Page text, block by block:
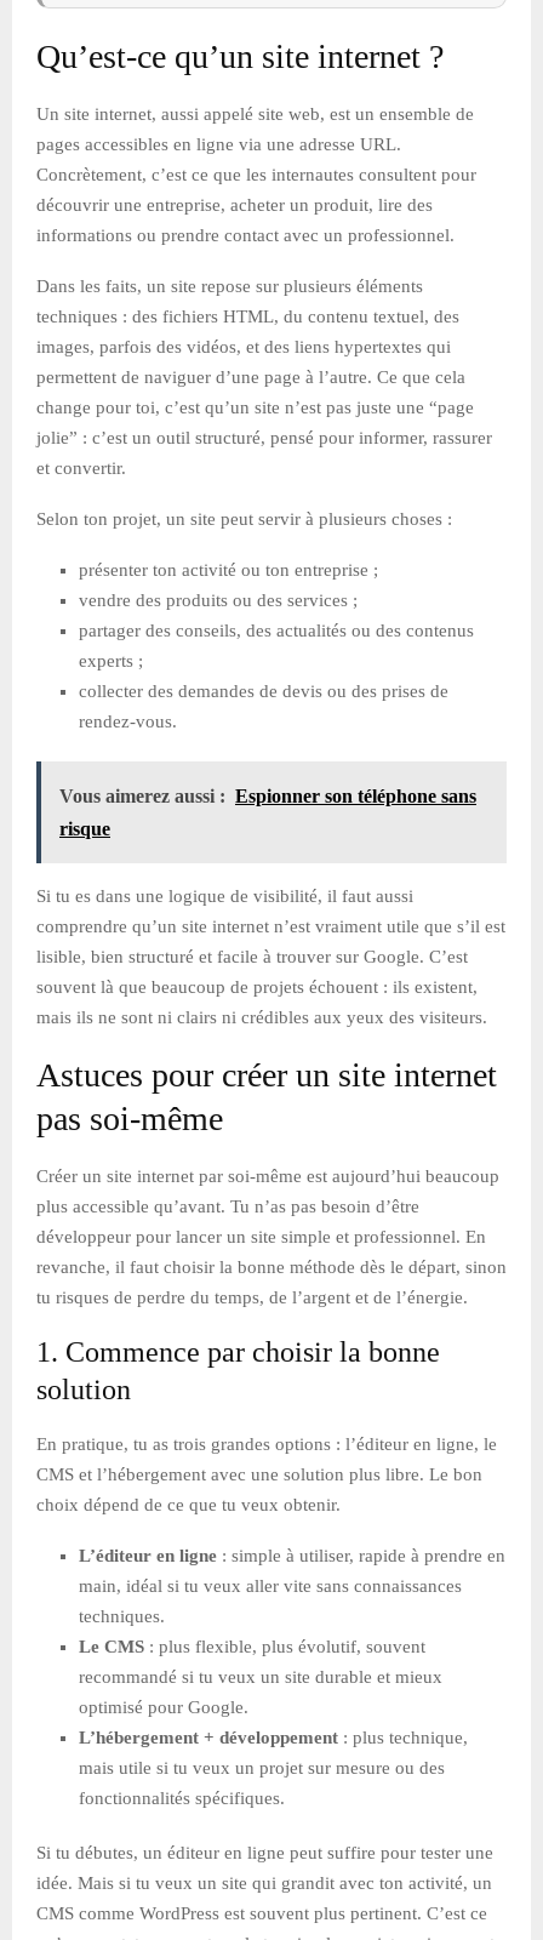
Qu’est-ce qu’un site internet ?
Un site internet, aussi appelé site web, est un ensemble de
pages accessibles en ligne via une adresse URL.
Concrètement, c’est ce que les internautes consultent pour
découvrir une entreprise, acheter un produit, lire des
informations ou prendre contact avec un professionnel.
Dans les faits, un site repose sur plusieurs éléments
techniques : des fichiers HTML, du contenu textuel, des
images, parfois des vidéos, et des liens hypertextes qui
permettent de naviguer d’une page à l’autre. Ce que cela
change pour toi, c’est qu’un site n’est pas juste une “page
jolie” : c’est un outil structuré, pensé pour informer, rassurer
et convertir.
Selon ton projet, un site peut servir à plusieurs choses :
présenter ton activité ou ton entreprise ;
vendre des produits ou des services ;
partager des conseils, des actualités ou des contenus
experts ;
collecter des demandes de devis ou des prises de
rendez-vous.
Vous aimerez aussi : Espionner son téléphone sans
risque
Si tu es dans une logique de visibilité, il faut aussi
comprendre qu’un site internet n’est vraiment utile que s’il est
lisible, bien structuré et facile à trouver sur Google. C’est
souvent là que beaucoup de projets échouent : ils existent,
mais ils ne sont ni clairs ni crédibles aux yeux des visiteurs.
Astuces pour créer un site internet
pas soi-même
Créer un site internet par soi-même est aujourd’hui beaucoup
plus accessible qu’avant. Tu n’as pas besoin d’être
développeur pour lancer un site simple et professionnel. En
revanche, il faut choisir la bonne méthode dès le départ, sinon
tu risques de perdre du temps, de l’argent et de l’énergie.
1. Commence par choisir la bonne
solution
En pratique, tu as trois grandes options : l’éditeur en ligne, le
CMS et l’hébergement avec une solution plus libre. Le bon
choix dépend de ce que tu veux obtenir.
L’éditeur en ligne : simple à utiliser, rapide à prendre en
main, idéal si tu veux aller vite sans connaissances
techniques.
Le CMS : plus flexible, plus évolutif, souvent
recommandé si tu veux un site durable et mieux
optimisé pour Google.
L’hébergement + développement : plus technique,
mais utile si tu veux un projet sur mesure ou des
fonctionnalités spécifiques.
Si tu débutes, un éditeur en ligne peut suffire pour tester une
idée. Mais si tu veux un site qui grandit avec ton activité, un
CMS comme WordPress est souvent plus pertinent. C’est ce